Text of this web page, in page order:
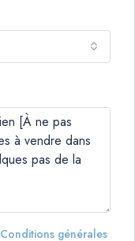
Conditions générales